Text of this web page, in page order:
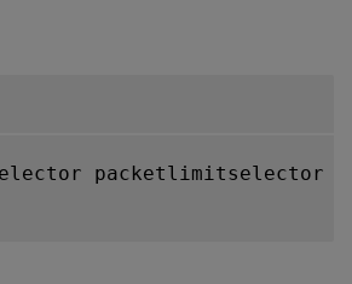
packetlimitselector